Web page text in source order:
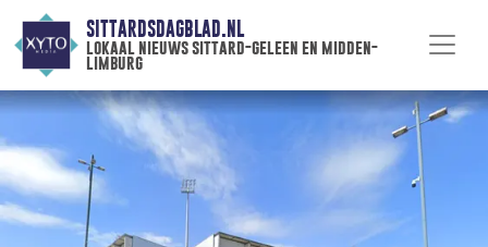
SITTARDSDAGBLAD.NL
lokaal nieuws sittard-geleen en midden-
limburg